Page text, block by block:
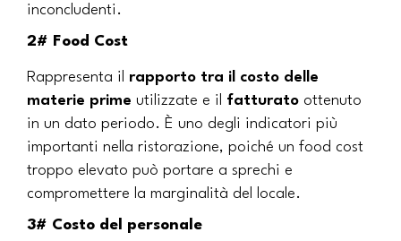
inconcludenti.
2# Food Cost
Rappresenta il rapporto tra il costo delle
materie prime utilizzate e il fatturato ottenuto
in un dato periodo. È uno degli indicatori più
importanti nella ristorazione, poiché un food cost
troppo elevato può portare a sprechi e
compromettere la marginalità del locale.
3# Costo del personale